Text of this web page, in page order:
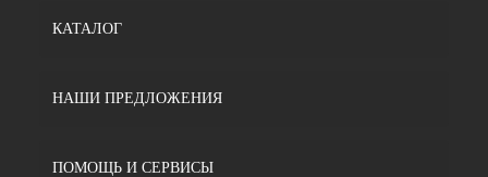
КАТАЛОГ
НАШИ ПРЕДЛОЖЕНИЯ
ПОМОЩЬ И СЕРВИСЫ